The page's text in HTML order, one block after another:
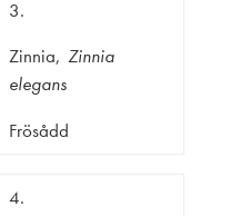
3.
Zinnia,Zinnia
elegans
Frösådd
4.